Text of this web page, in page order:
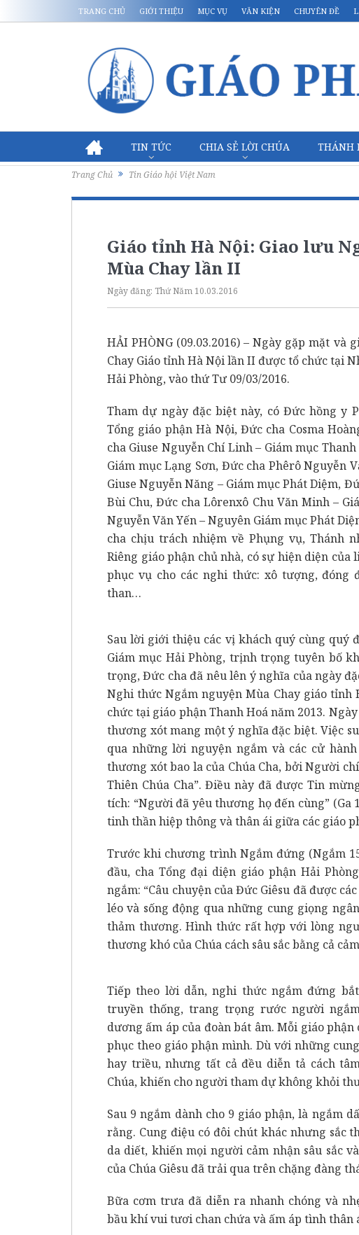
TRANG CHỦ GIỚI THIỆU MỤC VỤ VĂN KIỆN CHUYÊN ĐỀ
TIN TỨC CHIA SẺ LỜI CHÚA THÁNH
Trang Chủ Tin Giáo hội Việt Nam
Giáo tỉnh Hà Nội: Giao lưu
Mùa Chay lần II
Ngày đăng: Thứ Năm 10.03.2016
HẢI PHÒNG (09.03.2016) – Ngày gặp mặt
Chay Giáo tỉnh Hà Nội lần II được tổ chức tại
Hải Phòng, vào thứ Tư 09/03/2016.
Tham dự ngày đặc biệt này, có Đức hồng y
Tổng giáo phận Hà Nội, Đức cha Cosma
cha Giuse Nguyễn Chí Linh – Giám mục
Giám mục Lạng Sơn, Đức cha Phêrô Nguyễn
Giuse Nguyễn Năng – Giám mục Phát Diệm,
Bùi Chu, Đức cha Lôrenxô Chu Văn Minh –
Nguyễn Văn Yến – Nguyên Giám mục Phát
cha chịu trách nhiệm về Phụng vụ, Thánh
Riêng giáo phận chủ nhà, có sự hiện diện của
phục vụ cho các nghi thức: xô tượng, đóng
than…
Sau lời giới thiệu các vị khách quý cùng quý
Giám mục Hải Phòng, trịnh trọng tuyên bố
trọng, Đức cha đã nêu lên ý nghĩa của ngày
Nghi thức Ngắm nguyện Mùa Chay giáo
chức tại giáo phận Thanh Hoá năm 2013.
thương xót mang một ý nghĩa đặc biệt. Việc
qua những lời nguyện ngắm và các cử
thương xót bao la của Chúa Cha, bởi Người
Thiên Chúa Cha”. Điều này đã được Tin
tích: “Người đã yêu thương họ đến cùng” (Ga
tinh thần hiệp thông và thân ái giữa các giáo
Trước khi chương trình Ngắm đứng (Ngắm
đầu, cha Tổng đại diện giáo phận Hải
ngắm: “Câu chuyện của Đức Giêsu đã được
léo và sống động qua những cung giọng
thảm thương. Hình thức rất hợp với lòng
thương khó của Chúa cách sâu sắc bằng cả
Tiếp theo lời dẫn, nghi thức ngắm đứng
truyền thống, trang trọng rước người
dương ấm áp của đoàn bát âm. Mỗi giáo
phục theo giáo phận mình. Dù với những
hay triều, nhưng tất cả đều diễn tả cách
Chúa, khiến cho người tham dự không khỏi
Sau 9 ngắm dành cho 9 giáo phận, là ngắm
rằng. Cung điệu có đôi chút khác nhưng sắc
da diết, khiến mọi người cảm nhận sâu sắc
của Chúa Giêsu đã trải qua trên chặng đàng
Bữa cơm trưa đã diễn ra nhanh chóng và
bầu khí vui tươi chan chứa và ấm áp tình thân